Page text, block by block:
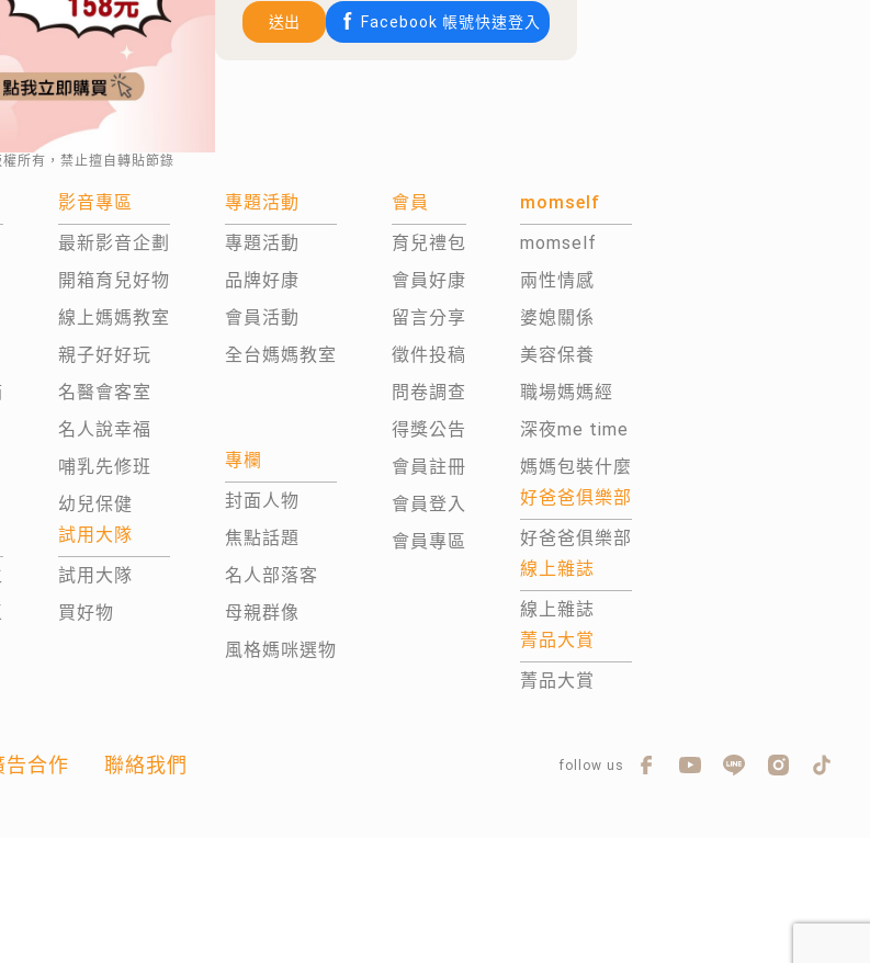
所有，禁止擅自轉貼節錄
送出 Facebook 帳號快速登入
影音專區
最新影音企劃
開箱育兒好物
線上媽媽教室
親子好好玩
名醫會客室
名人說幸福
哺乳先修班
幼兒保健
試用大隊
試用大隊
買好物
專題活動
專題活動
品牌好康
會員活動
全台媽媽教室
專欄
封面人物
焦點話題
名人部落客
母親群像
風格媽咪選物
會員
育兒禮包
會員好康
留言分享
徵件投稿
問卷調查
得獎公告
會員註冊
會員登入
會員專區
momself
momself
兩性情感
婆媳關係
美容保養
職場媽媽經
深夜me time
媽媽包裝什麼
好爸爸俱樂部
好爸爸俱樂部
線上雜誌
線上雜誌
菁品大賞
菁品大賞
告合作 聯絡我們 follow us